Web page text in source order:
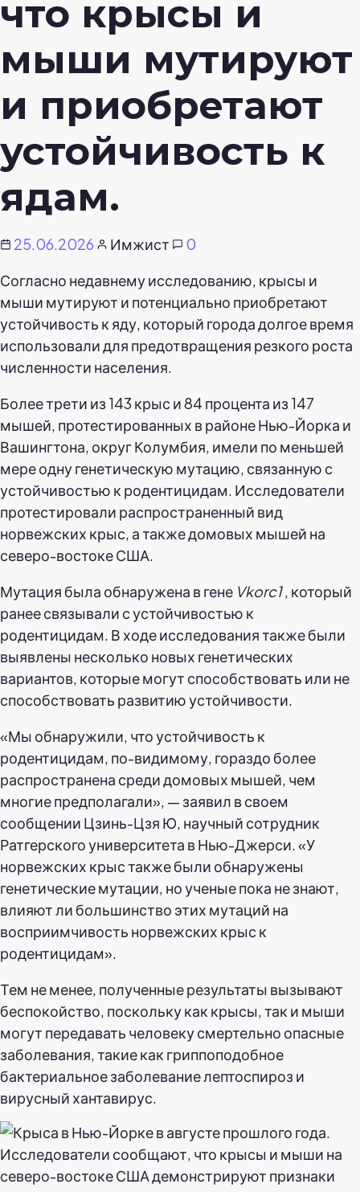
что крысы и
мыши мутируют
и приобретают
устойчивость к
ядам.
25.06.2026 Имжист
0
Согласно недавнему исследованию, крысы и
мыши мутируют и потенциально приобретают
устойчивость к яду, который города долгое время
использовали для предотвращения резкого роста
численности населения.
Более трети из 143 крыс и 84 процента из 147
мышей, протестированных в районе Нью-Йорка и
Вашингтона, округ Колумбия, имели по меньшей
мере одну генетическую мутацию, связанную с
устойчивостью к родентицидам. Исследователи
протестировали распространенный вид
норвежских крыс, а также домовых мышей на
северо-востоке США.
Мутация была обнаружена в гене Vkorc1, который
ранее связывали с устойчивостью к
родентицидам. В ходе исследования также были
выявлены несколько новых генетических
вариантов, которые могут способствовать или не
способствовать развитию устойчивости.
«Мы обнаружили, что устойчивость к
родентицидам, по-видимому, гораздо более
распространена среди домовых мышей, чем
многие предполагали», — заявил в своем
сообщении Цзинь-Цзя Ю, научный сотрудник
Ратгерского университета в Нью-Джерси. «У
норвежских крыс также были обнаружены
генетические мутации, но ученые пока не знают,
влияют ли большинство этих мутаций на
восприимчивость норвежских крыс к
родентицидам».
Тем не менее, полученные результаты вызывают
беспокойство, поскольку как крысы, так и мыши
могут передавать человеку смертельно опасные
заболевания, такие как гриппоподобное
бактериальное заболевание лептоспироз и
вирусный хантавирус.